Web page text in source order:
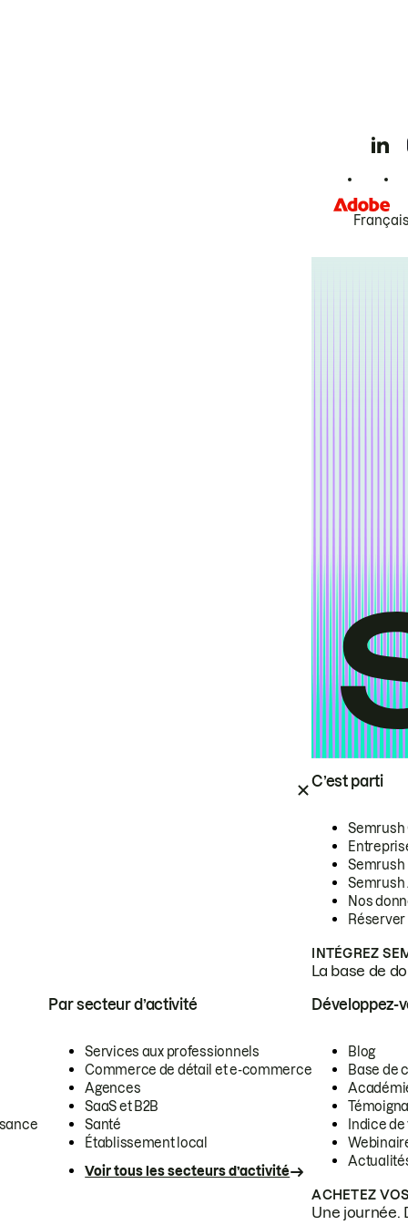
C’est parti
Semrush
Semrush
Semrush
Nos
INTÉGREZ
La base de
Par secteur d’activité
Services aux professionnels
Commerce de détail et e-commerce
Agences
SaaS et B2B
Santé
Établissement local
Voir tous les secteurs d’activité
Développez-
Blog
Base de
Indice
ACHETEZ
Une journée.